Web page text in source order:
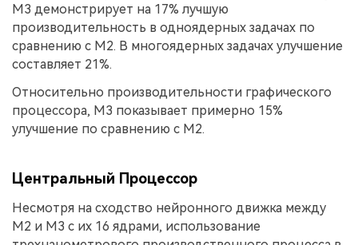
M3 демонстрирует на 17% лучшую
производительность в одноядерных задачах по
сравнению с M2. В многоядерных задачах улучшение
составляет 21%.
Относительно производительности графического
процессора, M3 показывает примерно 15%
улучшение по сравнению с M2.
Центральный Процессор
Несмотря на сходство нейронного движка между
M2 и M3 с их 16 ядрами, использование